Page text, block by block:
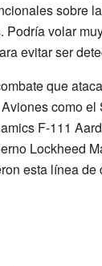
sobre
Podría volar
evitar ser
que
como
F-111
Lockheed
esta línea